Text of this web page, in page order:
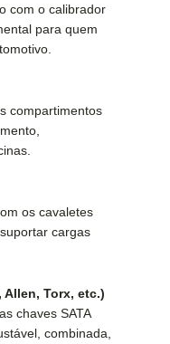
com o calibrador
para quem
compartimentos
os cavaletes
cargas
Allen, Torx, etc.)
chaves SATA
combinada,